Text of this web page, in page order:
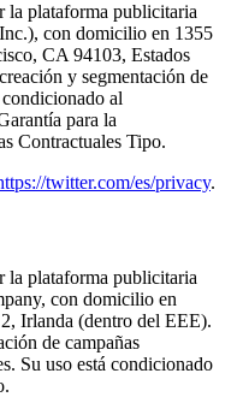
la plataforma publicitaria
con domicilio en 1355
CA 94103, Estados
y segmentación de
al
para la
Contractuales Tipo.
twitter.com/es/privacy.
la plataforma publicitaria
con domicilio en
Irlanda (dentro del EEE).
de campañas
Su uso está condicionado